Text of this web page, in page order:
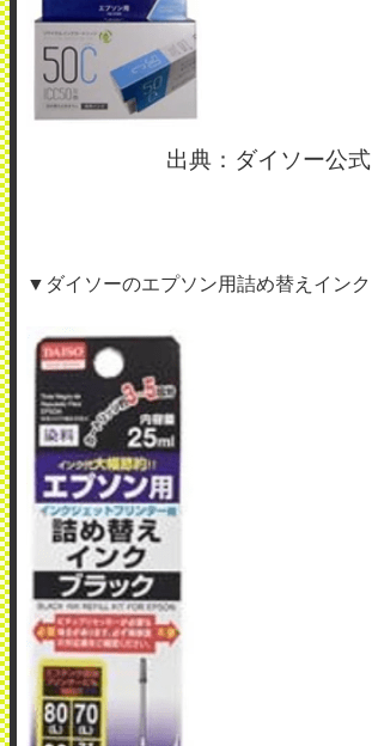
出典：ダイソー公式
▼ダイソーのエプソン用詰め替えインク